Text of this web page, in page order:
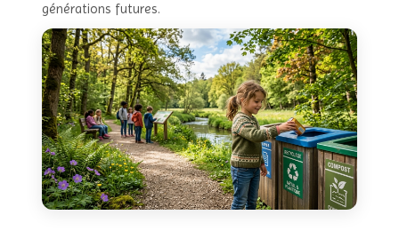
générations futures.